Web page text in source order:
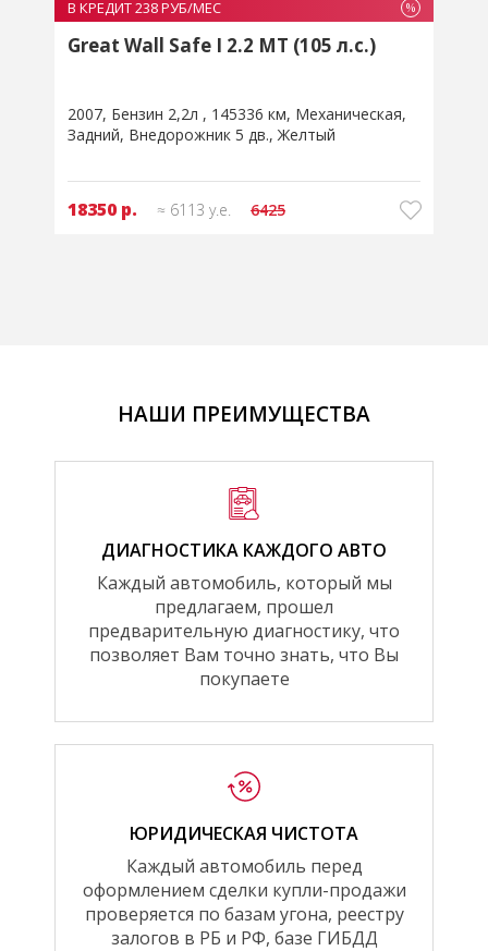
В КРЕДИТ 238 РУБ/МЕС %
Great Wall Safe I 2.2 MT (105 л.с.)
2007 Бензин 2,2л 145336 км Механическая
Задний Внедорожник 5 дв. Желтый
18350 р. ≈ 6113 у.е. 6425
НАШИ ПРЕИМУЩЕСТВА
ДИАГНОСТИКА КАЖДОГО АВТО
Каждый автомобиль, который мы
предлагаем, прошел
предварительную диагностику, что
позволяет Вам точно знать, что Вы
покупаете
ЮРИДИЧЕСКАЯ ЧИСТОТА
Каждый автомобиль перед
оформлением сделки купли-продажи
проверяется по базам угона, реестру
залогов в РБ и РФ, базе ГИБДД